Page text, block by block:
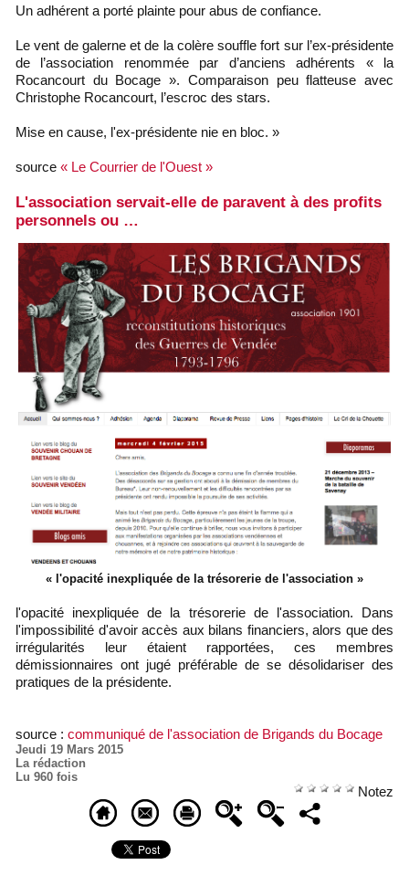
Un adhérent a porté plainte pour abus de confiance.
Le vent de galerne et de la colère souffle fort sur l’ex-présidente
de l’association renommée par d’anciens adhérents « la
Rocancourt du Bocage ». Comparaison peu flatteuse avec
Christophe Rocancourt, l’escroc des stars.
Mise en cause, l'ex-présidente nie en bloc. »
source « Le Courrier de l'Ouest »
L'association servait-elle de paravent à des profits
personnels ou …
« l'opacité inexpliquée de la trésorerie de l'association »
l'opacité inexpliquée de la trésorerie de l'association. Dans
l'impossibilité d'avoir accès aux bilans financiers, alors que des
irrégularités leur étaient rapportées, ces membres
démissionnaires ont jugé préférable de se désolidariser des
pratiques de la présidente.
source : communiqué de l'association de Brigands du Bocage
Jeudi 19 Mars 2015
La rédaction
Lu 960 fois
Notez